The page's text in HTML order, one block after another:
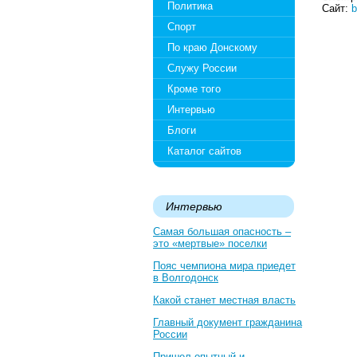
Политика
Спорт
По краю Донскому
Служу России
Кроме того
Интервью
Блоги
Каталог сайтов
Интервью
Самая большая опасность –
это «мертвые» поселки
Пояс чемпиона мира приедет
в Волгодонск
Какой станет местная власть
Главный документ гражданина
России
Сайт: